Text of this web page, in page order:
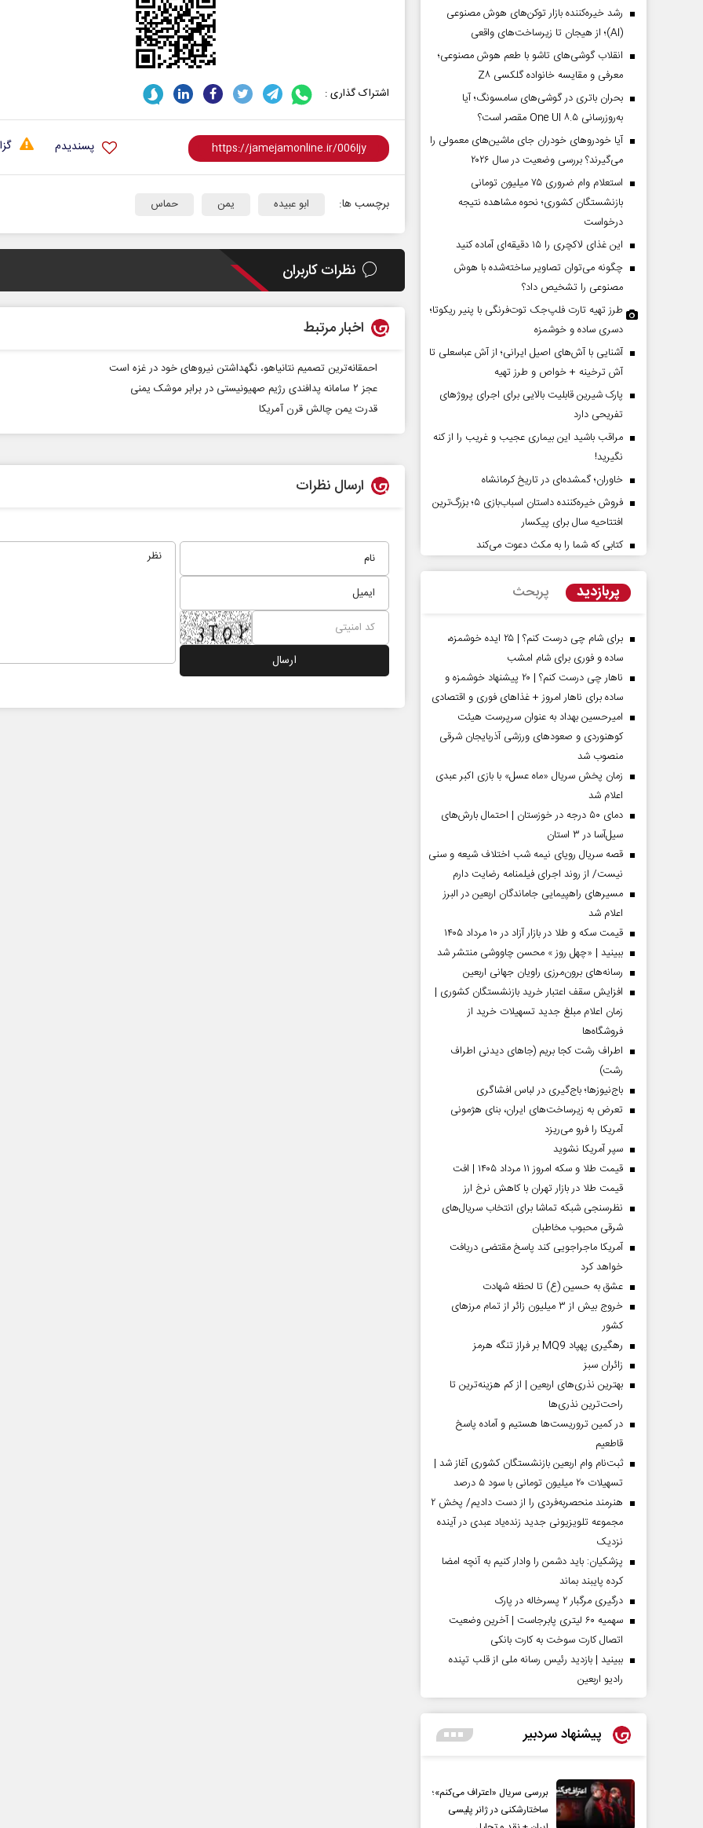
اشتراک گذاری :
پسندیدم
برچسب ها: ابو عبیده یمن حماس
نظرات کاربران
اخبار مرتبط
احمقانه‌ترین تصمیم نتانیاهو، نگهداشتن نیروهای خود در غزه است
عجز ۲ سامانه پدافندی رژیم صهیونیستی در برابر موشک یمنی
قدرت یمن چالش قرن آمریکا
ارسال نظرات
رشد خیره‌کننده بازار توکن‌های هوش مصنوعی
(AI)؛ از هیجان تا زیرساخت‌های واقعی
انقلاب گوشی‌های تاشو‌ با طعم هوش مصنوعی؛
معرفی و مقایسه خانواده گلکسی Z۸
بحران باتری در گوشی‌های سامسونگ؛ آیا
به‌روزرسانی One UI ۸.۵ مقصر است؟
آیا خودروهای خودران جای ماشین‌های معمولی را
می‌گیرند؟ بررسی وضعیت در سال ۲۰۲۶
استعلام وام ضروری ۷۵ میلیون تومانی
بازنشستگان کشوری؛ نحوه مشاهده نتیجه
درخواست
این غذای لاکچری را ۱۵ دقیقه‌ای آماده کنید
چگونه می‌توان تصاویر ساخته‌شده با هوش
مصنوعی را تشخیص داد؟
طرز تهیه تارت فلپ‌جک توت‌فرنگی با پنیر ریکوتا؛
دسری ساده و خوشمزه
آشنایی با آش‌های اصیل ایرانی؛ از آش عباسعلی تا
آش ترخینه + خواص و طرز تهیه
پارک شیرین قابلیت‌ بالایی برای اجرای پروژهای
تفریحی دارد
مراقب باشید این بیماری عجیب و غریب را از کنه
نگیرید!
خاوران؛ گمشده‌ای در تاریخ کرمانشاه
فروش خیره‌کننده داستان اسباب‌بازی ۵؛ بزرگ‌ترین
افتتاحیه سال برای پیکسار
کتابی که شما را به مکث دعوت می‌کند
پربازدید پربحث
برای شام چی درست کنم؟ | ۲۵ ایده خوشمزه،
ساده و فوری برای شام امشب
ناهار چی درست کنم؟ | ۲۰ پیشنهاد خوشمزه و
ساده برای ناهار امروز + غذاهای فوری و اقتصادی
امیرحسین بهداد به عنوان سرپرست هیئت
کوهنوردی و صعودهای ورزشی آذربایجان شرقی
منصوب شد
زمان پخش سریال «ماه عسل» با بازی اکبر عبدی
اعلام شد
دمای ۵۰ درجه در خوزستان | احتمال بارش‌های
سیل‌آسا در ۳ استان
قصه سریال رویای نیمه شب اختلاف شیعه و سنی
نیست/ از روند اجرای فیلمنامه رضایت دارم
مسیر‌های راهپیمایی جاماندگان اربعین در البرز
اعلام شد
قیمت سکه و طلا در بازار آزاد در ۱۰ مرداد ۱۴۰۵
ببینید | «چهل روز » محسن چاووشی منتشر شد
رسانه‌های برون‌مرزی راویان جهانی اربعین
افزایش سقف اعتبار خرید بازنشستگان کشوری |
زمان اعلام مبلغ جدید تسهیلات خرید از
فروشگاه‌ها
اطراف رشت کجا بریم (جاهای دیدنی اطراف
رشت)
باج‌نیوزها؛ باج‌گیری در لباس افشاگری
تعرض به زیرساخت‌های ایران، بنای هژمونی
آمریکا را فرو می‌ریزد
سپر آمریکا نشوید
قیمت طلا و سکه امروز ۱۱ مرداد ۱۴۰۵ | افت
قیمت طلا در بازار تهران با کاهش نرخ ارز
نظرسنجی شبکه تماشا برای انتخاب سریال‌های
شرقی محبوب مخاطبان
آمریکا ماجراجویی کند پاسخ مقتضی دریافت
خواهد کرد
عشق به حسین (ع) تا لحظه شهادت
خروج بیش از ۳ میلیون زائر از تمام مرز‌های
کشور
رهگیری پهپاد MQ9 بر فراز تنگه هرمز
‌زائران سبز
بهترین نذری‌های اربعین | از کم هزینه‌ترین تا
راحت‌ترین نذری‌ها
در کمین تروریست‌ها هستیم و آماده پاسخ
قاطعیم
ثبت‌نام وام اربعین بازنشستگان کشوری آغاز شد |
تسهیلات ۲۰ میلیون تومانی با سود ۵ درصد
هنرمند منحصر‌به‌فردی را از دست دادیم/ پخش ۲
مجموعه تلویزیونی جدید زنده‌یاد عبدی در آینده
نزدیک
پزشکیان: باید دشمن را وادار کنیم به آنچه امضا
کرده پایبند بماند
درگیری مرگبار ۲ پسرخاله در پارک
سهمیه ۶۰ لیتری پابرجاست | آخرین وضعیت
اتصال کارت سوخت به کارت بانکی
ببینید | بازدید رئیس رسانه ملی از قلب تپنده
رادیو اربعین
پیشنهاد سردبیر
بررسی سریال «اعتراف می‌کنم»؛
ساختارشکنی در ژانر پلیسی
ادعا‌های خلاف واقع آمریکا
اربعین نماد مقاومت در برابر
رحمت‌الله نوروزی - عضو کمیسیون اجتماعی
مجلس
از باتلاق انرژی تا بن‌بست ترامپ
رضا سپهوند - سخنگوی کمیسیون انرژی مجلس
صفحات نخست روزنامه ها‌ی‌سه‌شنبه ۶ مردادماه